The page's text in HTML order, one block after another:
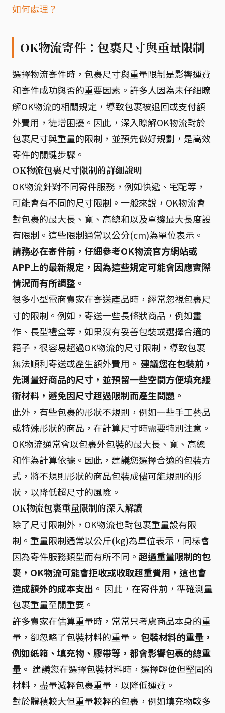
如何處理？
OK物流寄件：包裹尺寸與重量限制
選擇物流寄件時，包裹尺寸與重量限制是影響運費
和寄件成功與否的重要因素。許多人因為未仔細瞭
解OK物流的相關規定，導致包裹被退回或支付額
外費用，徒增困擾。因此，深入瞭解OK物流對於
包裹尺寸與重量的限制，並預先做好規劃，是高效
寄件的關鍵步驟。
OK物流包裹尺寸限制的詳細說明
OK物流針對不同寄件服務，例如快遞、宅配等，
可能會有不同的尺寸限制。一般來說，OK物流會
對包裹的最大長、寬、高總和以及單邊最大長度設
有限制。這些限制通常以公分(cm)為單位表示。
請務必在寄件前，仔細參考OK物流官方網站或
APP上的最新規定，因為這些規定可能會因應實際
情況而有所調整。
很多小型電商賣家在寄送產品時，經常忽視包裹尺
寸的限制。例如，寄送一些長條狀商品，例如畫
作、長型禮盒等，如果沒有妥善包裝或選擇合適的
箱子，很容易超過OK物流的尺寸限制，導致包裹
無法順利寄送或產生額外費用。 建議您在包裝前，
先測量好商品的尺寸，並預留一些空間方便填充緩
衝材料，避免因尺寸超過限制而產生問題。
此外，有些包裹的形狀不規則，例如一些手工藝品
或特殊形狀的商品，在計算尺寸時需要特別注意。
OK物流通常會以包裹外包裝的最大長、寬、高總
和作為計算依據。因此，建議您選擇合適的包裝方
式，將不規則形狀的商品包裝成儘可能規則的形
狀，以降低超尺寸的風險。
OK物流包裹重量限制的深入解讀
除了尺寸限制外，OK物流也對包裹重量設有限
制。重量限制通常以公斤(kg)為單位表示，同樣會
因為寄件服務類型而有所不同。 超過重量限制的包
裹，OK物流可能會拒收或收取超重費用，這也會
造成額外的成本支出。 因此，在寄件前，準確測量
包裹重量至關重要。
許多賣家在估算重量時，常常只考慮商品本身的重
量，卻忽略了包裝材料的重量。 包裝材料的重量，
例如紙箱、填充物、膠帶等，都會影響包裹的總重
量。 建議您在選擇包裝材料時，選擇輕便但堅固的
材料，盡量減輕包裹重量，以降低運費。
對於體積較大但重量較輕的包裹，例如填充物較多